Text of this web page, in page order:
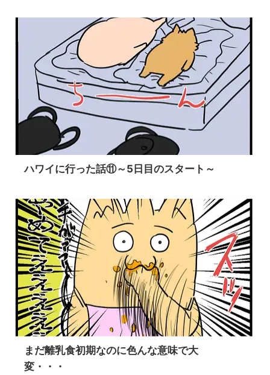
ハワイに行った話⑪～5日目のスタート～
まだ離乳食初期なのに色んな意味で大
変・・・